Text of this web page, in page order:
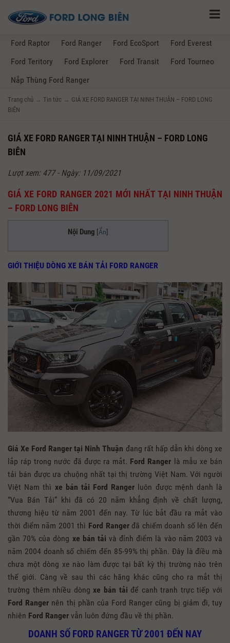
Ford Raptor Ford Ranger Ford EcoSport
Ford Everest
Ford Teritory
Ford Explorer Ford Transit
Ford Tourneo
Nắp Thùng Ford Ranger
Trang chủ → Tin tức → GIÁ XE FORD RANGER TẠI NINH THUẬN – FORD LONG
BIÊN
GIÁ XE FORD RANGER TẠI NINH THUẬN – FORD LONG
BIÊN
Lượt xem: 477 - Ngày: 11/09/2021
GIÁ XE FORD RANGER 2021 MỚI NHẤT TẠI NINH THUẬN
– FORD LONG BIÊN
Nội Dung [Ẩn]
GIỚI THIỆU DÒNG XE BÁN TẢI FORD RANGER
Giá Xe Ford Ranger tại Ninh Thuận đang rất hấp dẫn khi dòng xe
lắp ráp trong nước đã được ra mắt. Ford Ranger là mẫu xe bán
tải bán được ưa chuộng nhất tại thị trường Việt Nam. Với người
Việt Nam thì xe bán tải Ford Ranger luôn được mệnh danh là
“Vua Bán Tải” khi đã có 20 năm khẳng định về chất lượng,
thương hiệu từ năm 2001 đến nay. Từ lúc bắt đầu ra mắt vào
thời điểm năm 2001 thì Ford Rangerđã chiếm doanh số lên đến
gần 70% của dòng xe bán tải và đỉnh điểm là vào năm 2003 và
năm 2004 doanh số chiếm đến 85-99% thị phần. Đây là điều mà
chưa một dòng xe nào làm được tại bất kỳ thị trường nào trên
thế giới. Càng về sau thì các hãng khác cũng cho ra mắt thị
trường thêm nhiều dòngxe bán tải để canh tranh trực tiếp với
Ford Ranger nên thị phần của Ford Ranger cũng bị giảm đi, tuy
nhiên Ford Ranger vẫn luôn đứng đầu về thị phần.
DOANH SỐ FORD RANGER TỪ 2001 ĐẾN NAY